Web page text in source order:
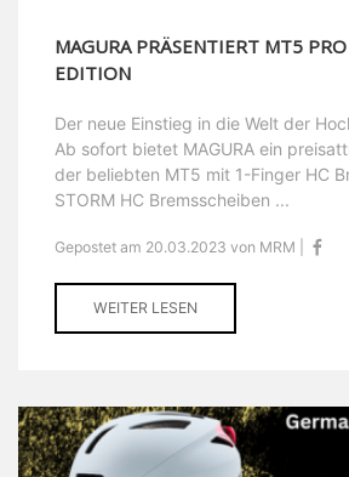
MAGURA PRÄSENTIERT MT5 PRO
EDITION
Der neue Einstieg in die Welt der
Ab sofort bietet MAGURA ein
der beliebten MT5 mit 1-Finger HC
STORM HC Bremsscheiben ...
Gepostet am 20.03.2023 von MRM |
WEITER LESEN